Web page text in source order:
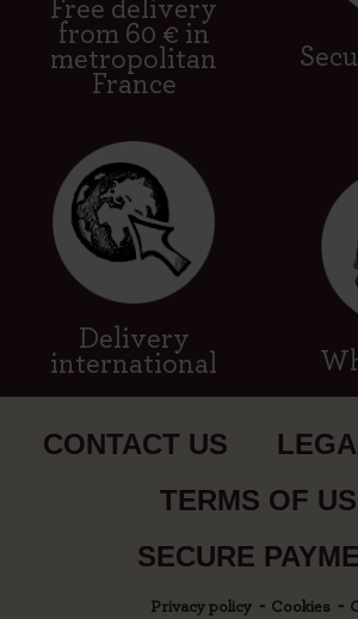
Free delivery
from 60 € in
metropolitan
France
Delivery
international
CONTACT US
TERMS OF
SECURE
Privacy policy Cookies